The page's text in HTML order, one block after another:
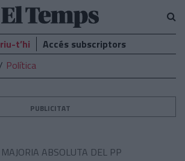
t’hi
Accés subscriptors
Política
PUBLICITAT
ABSOLUTA DEL PP